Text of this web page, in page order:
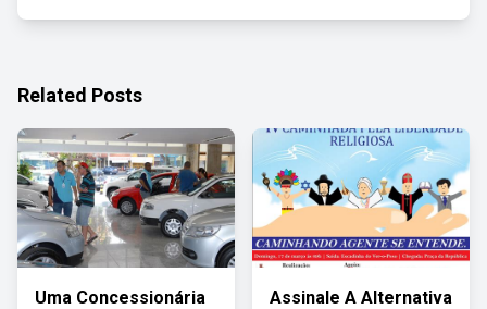
Related Posts
Uma Concessionária
Assinale A Alternativa